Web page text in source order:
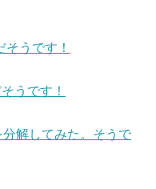
うです！
うです！
解してみた。そうで